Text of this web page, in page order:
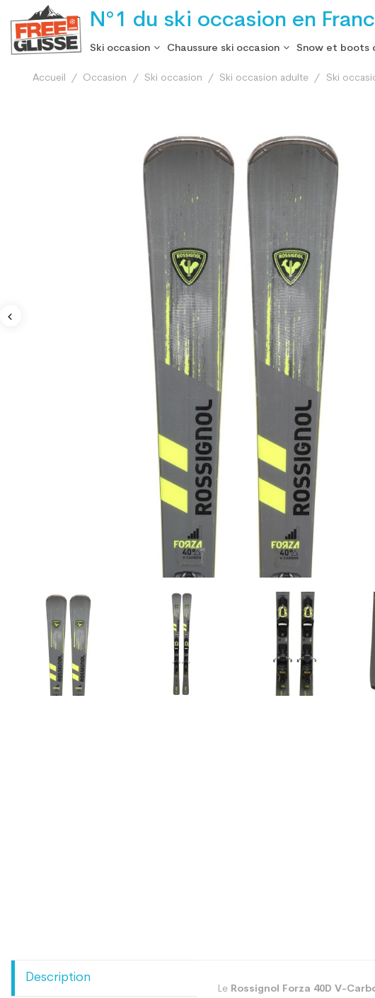
N°1 du ski occasion en
Ski occasion Chaussure ski occasion Snow et boots
Accueil Occasion Ski occasion Ski occasion adulte Ski
Description
Le Rossignol Forza 40D V-